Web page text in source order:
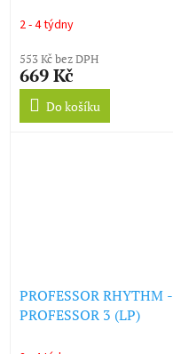
2 - 4 týdny
553 Kč bez DPH
669 Kč
Do košíku
PROFESSOR RHYTHM -
PROFESSOR 3 (LP)